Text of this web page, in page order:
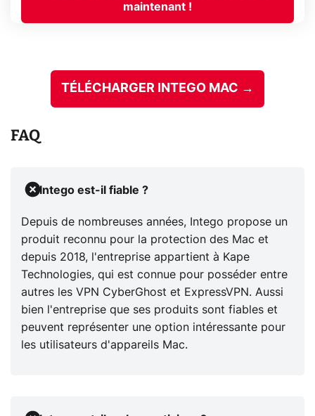
maintenant !
TÉLÉCHARGER INTEGO MAC →
FAQ
Intego est-il fiable ?
Depuis de nombreuses années, Intego propose un
produit reconnu pour la protection des Mac et
depuis 2018, l'entreprise appartient à Kape
Technologies, qui est connue pour posséder entre
autres les VPN CyberGhost et ExpressVPN. Aussi
bien l'entreprise que ses produits sont fiables et
peuvent représenter une option intéressante pour
les utilisateurs d'appareils Mac.